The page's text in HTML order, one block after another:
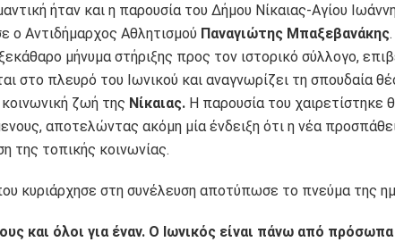
ήταν και η παρουσία του Δήμου Νίκαιας-Αγίου
ο Αντιδήμαρχος Αθλητισμού Παναγιώτης Μπαξεβανάκης
μήνυμα στήριξης προς τον ιστορικό σύλλογο,
στο πλευρό του Ιωνικού και αναγνωρίζει τη σπουδαία
ζωή της Νίκαιας. Η παρουσία του χαιρετίστηκε
αποτελώντας ακόμη μία ένδειξη ότι η νέα
της τοπικής κοινωνίας.
κυριάρχησε στη συνέλευση αποτύπωσε το πνεύμα της
και όλοι για έναν. Ο Ιωνικός είναι πάνω από